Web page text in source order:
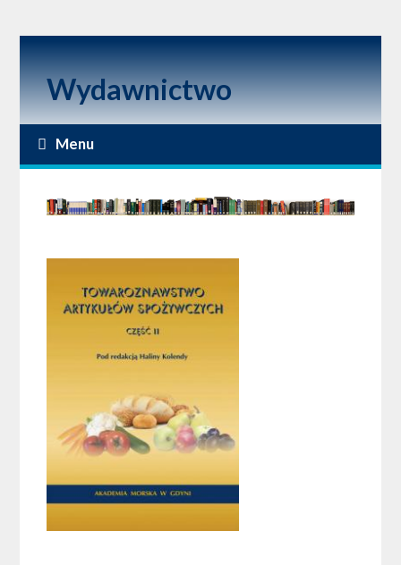
Wydawnictwo
Menu